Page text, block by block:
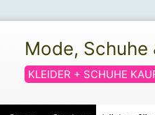
Mode, Schuhe
KLEIDER + SCHUHE